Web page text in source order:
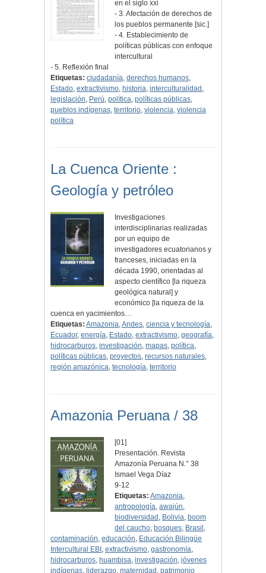
en el siglo xxi
- 3. Afectación de derechos de
los pueblos permanente [sic.]
- 4. Establecimiento de
políticas públicas con enfoque
intercultural
- 5. Reflexión final
Etiquetas: ciudadanía, derechos humanos,
Estado, extractivismo, historia, interculturalidad ,
legislación, Perú, política, políticas públicas,
pueblos indígenas, territorio, violencia, violencia
política
La Cuenca Oriente :
Geología y petróleo
Investigaciones
interdisciplinarias realizadas
por un equipo de
investigadores ecuatorianos y
franceses, iniciadas en la
década 1990, orientadas al
aspecto científico [la riqueza
geológica natural] y
económico [la riqueza de la
cuenca en yacimientos…
Etiquetas: Amazonia,Andes, ciencia y tecnología,
Ecuador, energía, Estado, extractivismo, geografía,
hidrocarburos, investigación, mapas, política,
políticas públicas, proyectos, recursos naturales,
región amazónica, tecnología, territorio
Amazonia Peruana / 38
[01]
Presentación. Revista
Amazonía Peruana N.° 38
Ismael Vega Díaz
9-12
Etiquetas: Amazonia,
antropología,awajún,
biodiversidad , Bolivia, boom
del caucho, bosques, Brasil ,
contaminación, educación, Educación Bilingüe
Intercultural EBI , extractivismo, gastronomía,
hidrocarburos, huambisa, investigación, jóvenes
indígenas, liderazgo, maternidad , patrimonio